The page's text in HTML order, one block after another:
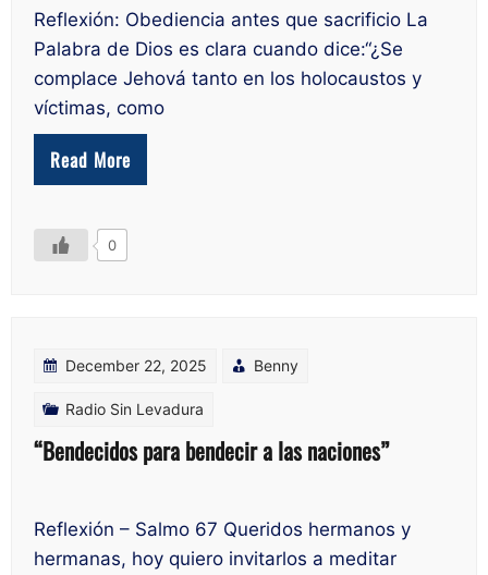
Reflexión: Obediencia antes que sacrificio La
Palabra de Dios es clara cuando dice:“¿Se
complace Jehová tanto en los holocaustos y
víctimas, como
Read More
0
December 22, 2025 Benny
Radio Sin Levadura
“Bendecidos para bendecir a las naciones”
Reflexión – Salmo 67 Queridos hermanos y
hermanas, hoy quiero invitarlos a meditar